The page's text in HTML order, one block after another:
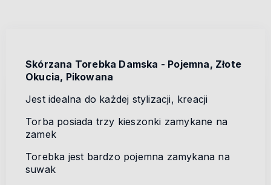
Skórzana Torebka Damska - Pojemna, Złote
Okucia, Pikowana
Jest idealna do każdej stylizacji, kreacji
Torba posiada trzy kieszonki zamykane na
zamek
Torebka jest bardzo pojemna zamykana na
suwak